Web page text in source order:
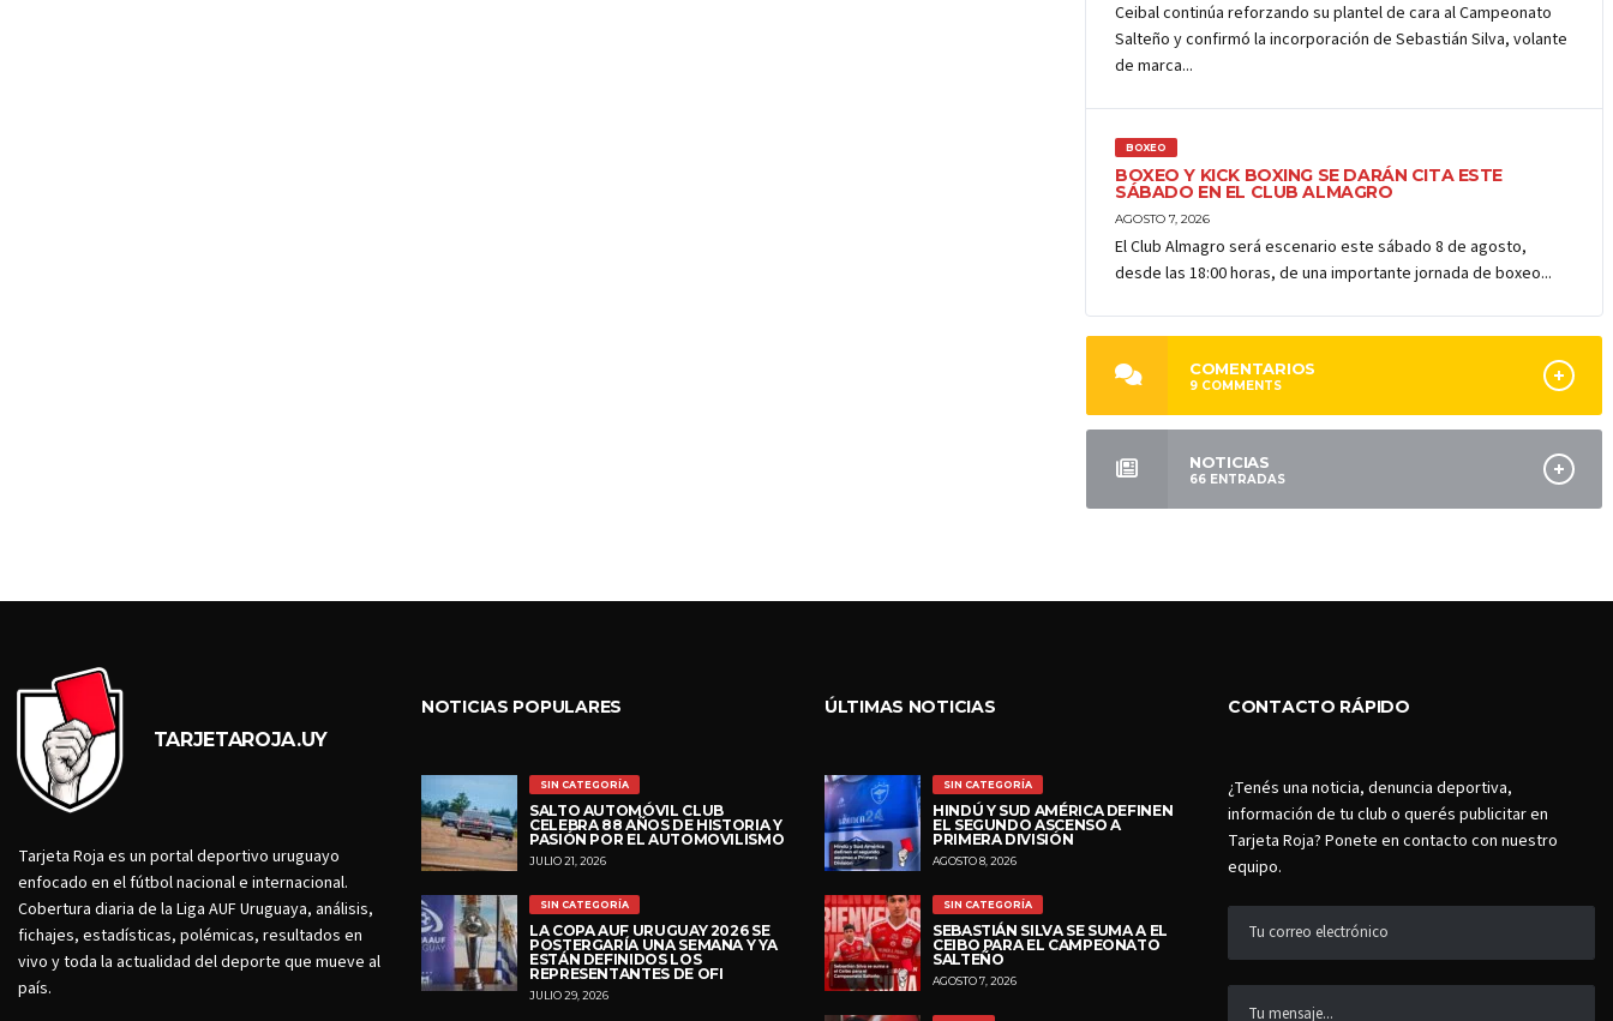
Ceibal continúa reforzando su plantel de cara al Campeonato
Salteño y confirmó la incorporación de Sebastián Silva, volante
de marca...
BOXEO
BOXEO Y KICK BOXING SE DARÁN CITA ESTE
SÁBADO EN EL CLUB ALMAGRO
AGOSTO 7, 2026
El Club Almagro será escenario este sábado 8 de agosto,
desde las 18:00 horas, de una importante jornada de boxeo...
COMENTARIOS
9 COMMENTS
NOTICIAS
66 ENTRADAS
TARJETAROJA.UY
Tarjeta Roja es un portal deportivo uruguayo
enfocado en el fútbol nacional e internacional.
Cobertura diaria de la Liga AUF Uruguaya, análisis,
fichajes, estadísticas, polémicas, resultados en
vivo y toda la actualidad del deporte que mueve al
país.
NOTICIAS POPULARES
SIN CATEGORÍA
SALTO AUTOMÓVIL CLUB
CELEBRA 88 AÑOS DE HISTORIA Y
PASIÓN POR EL AUTOMOVILISMO
JULIO 21, 2026
SIN CATEGORÍA
LA COPA AUF URUGUAY 2026 SE
POSTERGARÍA UNA SEMANA Y YA
ESTÁN DEFINIDOS LOS
REPRESENTANTES DE OFI
JULIO 29, 2026
ÚLTIMAS NOTICIAS
SIN CATEGORÍA
HINDÚ Y SUD AMÉRICA DEFINEN
EL SEGUNDO ASCENSO A
PRIMERA DIVISIÓN
AGOSTO 8, 2026
SIN CATEGORÍA
SEBASTIÁN SILVA SE SUMA A EL
CEIBO PARA EL CAMPEONATO
SALTEÑO
AGOSTO 7, 2026
CONTACTO RÁPIDO
¿Tenés una noticia, denuncia deportiva,
información de tu club o querés publicitar en
Tarjeta Roja? Ponete en contacto con nuestro
equipo.